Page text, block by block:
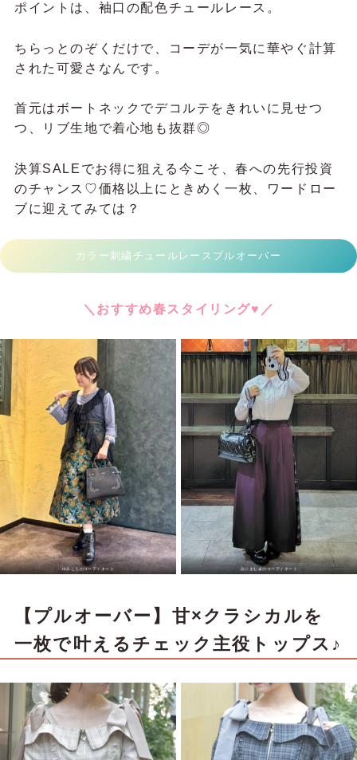
ポイントは、袖口の配色チュールレース。
ちらっとのぞくだけで、コーデが一気に華やぐ計算
された可愛さなんです。
首元はボートネックでデコルテをきれいに見せつ
つ、リブ生地で着心地も抜群◎
決算SALEでお得に狙える今こそ、春への先行投資
のチャンス♡価格以上にときめく一枚、ワードロー
ブに迎えてみては？
カラー刺繍チュールレースプルオーバー
＼おすすめ春スタイリング♥／
ゆみころのコーディネート みにまむ🍎のコーディネート
【プルオーバー】甘×クラシカルを
一枚で叶えるチェック主役トップス♪